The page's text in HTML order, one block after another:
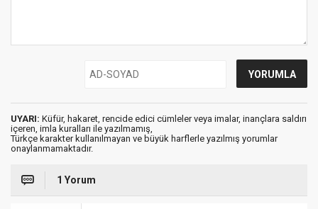
UYARI: Küfür, hakaret, rencide edici cümleler veya imalar, inançlara saldırı
içeren, imla kuralları ile yazılmamış,
Türkçe karakter kullanılmayan ve büyük harflerle yazılmış yorumlar
onaylanmamaktadır.
1 Yorum